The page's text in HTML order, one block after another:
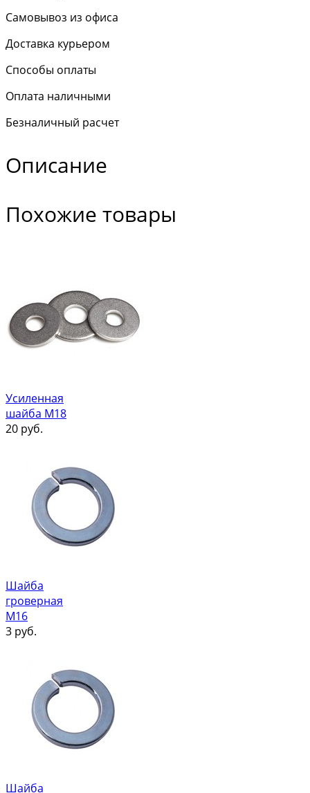
Самовывоз из офиса
Доставка курьером
Способы оплаты
Оплата наличными
Безналичный расчет
Описание
Похожие товары
Усиленная
шайба М18
20 руб.
Шайба
гроверная
М16
3 руб.
Шайба